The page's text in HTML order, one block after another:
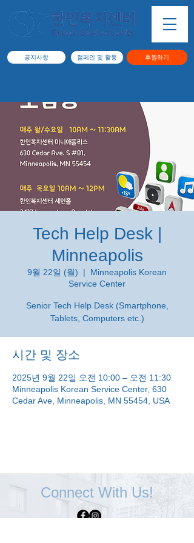
공지사항 캠페인 및 활동 후원하기
Tech Help Desk |
Minneapolis
9월 22일 (월)
  |
Minneapolis Korean
Service Center
Senior Tech Help Desk (Smartphone,
Tablets, Computers etc.)
시간 및 장소
2025년 9월 22일 오전 10:00 – 오전 11:30
Minneapolis Korean Service Center, 630
Cedar Ave, Minneapolis, MN 55454, USA
Connect With Us!